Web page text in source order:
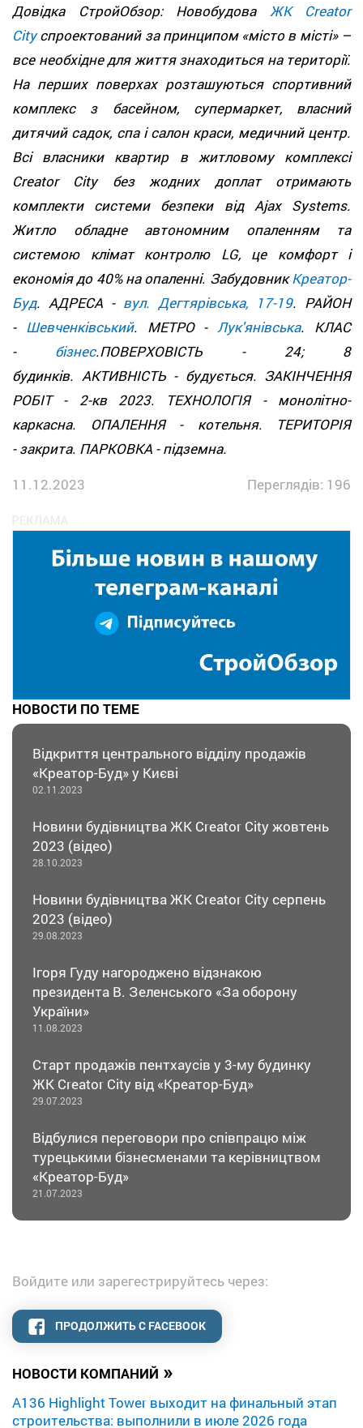
НОВОСТИ КОМПАНИЙ »
A136 Highlight Tower выходит на финальный этап
строительства: выполнили в июле 2026 года
Довідка СтройОбзор: Новобудова ЖК Creator
Cityспроектований за принципом «місто в місті» –
все необхідне для життя знаходиться на території.
На перших поверхах розташуються спортивний
комплекс з басейном, супермаркет, власний
дитячий садок, спа і салон краси, медичний центр.
Всі власники квартир в житловому комплексі
Creator City без жодних доплат отримають
комплекти системи безпеки від Ajax Systems.
Житло обладне автономним опаленням та
системою клімат контролю LG, це комфорт і
економія до 40% на опаленні. ЗабудовникКреатор-
Буд. АДРЕСА - вул. Дегтярівська, 17-19. РАЙОН
- Шевченківський. МЕТРО -Лук'янівська. КЛАС
- бізнес.ПОВЕРХОВІСТЬ - 24; 8
будинків. АКТИВНІСТЬ - будується. ЗАКІНЧЕННЯ
РОБІТ - 2-кв 2023. ТЕХНОЛОГІЯ - монолітно-
каркасна. ОПАЛЕННЯ - котельня. ТЕРИТОРІЯ
- закрита. ПАРКОВКА - підземна.
11.12.2023
Переглядів: 196
НОВОСТИ ПО ТЕМЕ
Відкриття центрального відділу продажів
«Креатор-Буд» у Києві
02.11.2023
Новини будівництва ЖК Creator City жовтень
2023 (відео)
28.10.2023
Новини будівництва ЖК Creator City серпень
2023 (відео)
29.08.2023
Ігоря Гуду нагороджено відзнакою
президента В. Зеленського «За оборону
України»
11.08.2023
Старт продажів пентхаусів у 3-му будинку
ЖК Creator City від «Креатор-Буд»
29.07.2023
Відбулися переговори про співпрацю між
турецькими бізнесменами та керівництвом
«Креатор-Буд»
21.07.2023
Войдите или зарегестрируйтесь через:
ПРОДОЛЖИТЬ С FACEBOOK